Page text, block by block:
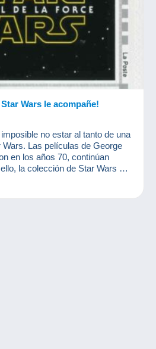
Wars le acompañe!
no estar al tanto de una
Las películas de George
en los años 70, continúan
la colección de Star Wars es
de las películas.